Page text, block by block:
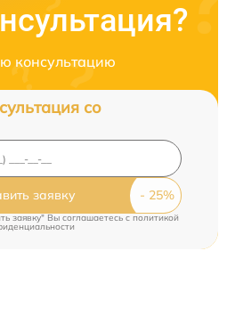
консультацию
со
заявку
заявку" Вы соглашаетесь c политикой